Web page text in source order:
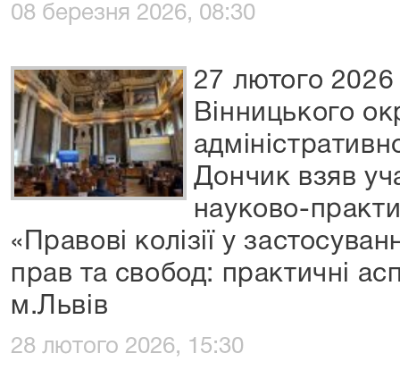
08 березня 2026, 08:30
27 лютого 2026
Вінницького
Дончик взяв
науково-
«Правові колізії у
прав та свобод: практичні
м.Львів
28 лютого 2026, 15:30